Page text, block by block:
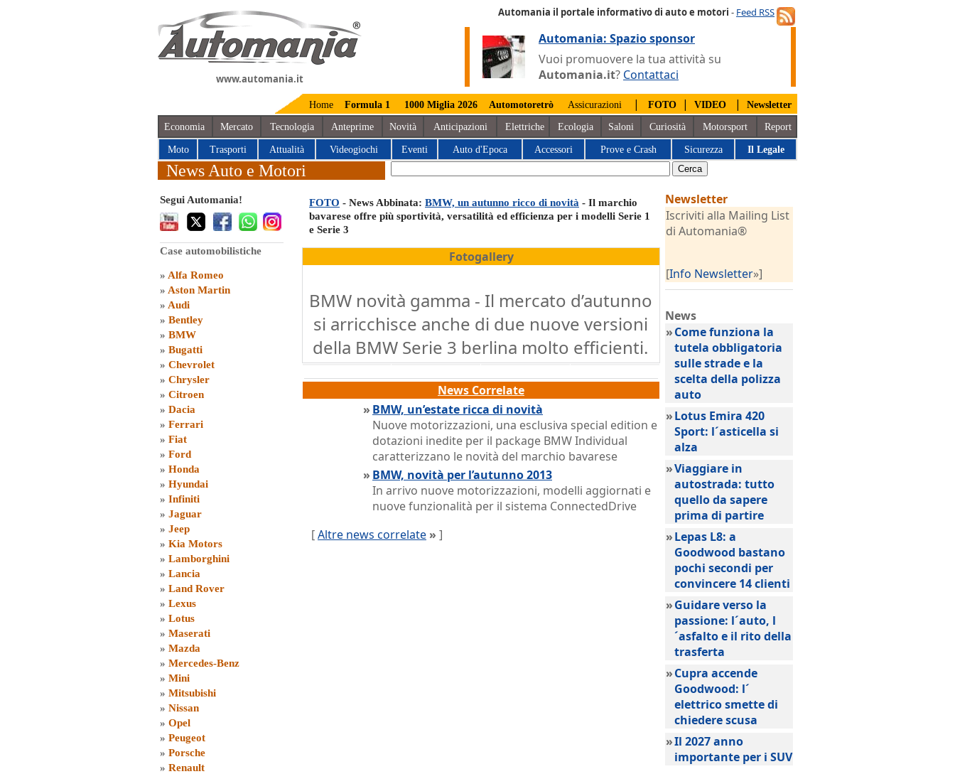
www.automania.it
Automania il portale informativo di auto e motori - Feed RSS
Automania: Spazio sponsor
Vuoi promuovere la tua attività su
Automania.it? Contattaci
Home Formula 1 1000 Miglia 2026 Automotoretrò Assicurazioni | FOTO | VIDEO | Newsletter
Economia Mercato Tecnologia Anteprime Novità Anticipazioni Elettriche Ecologia Saloni Curiosità Motorsport Report
Moto Trasporti Attualità Videogiochi Eventi Auto d'Epoca Accessori Prove e Crash Sicurezza Il Legale
News Auto e Motori
Segui Automania!
Case automobilistiche
» Alfa Romeo
» Aston Martin
» Audi
» Bentley
» BMW
» Bugatti
» Chevrolet
» Chrysler
» Citroen
» Dacia
» Ferrari
» Fiat
» Ford
» Honda
» Hyundai
» Infiniti
» Jaguar
» Jeep
» Kia Motors
» Lamborghini
» Lancia
» Land Rover
» Lexus
» Lotus
» Maserati
» Mazda
» Mercedes-Benz
» Mini
» Mitsubishi
» Nissan
» Opel
» Peugeot
» Porsche
» Renault
FOTO - News Abbinata: BMW, un autunno ricco di novità - Il marchio
bavarese offre più sportività, versatilità ed efficienza per i modelli Serie 1
e Serie 3
Fotogallery
BMW novità gamma - Il mercato d’autunno
si arricchisce anche di due nuove versioni
della BMW Serie 3 berlina molto efficienti.
News Correlate
» BMW, un’estate ricca di novità
Nuove motorizzazioni, una esclusiva special edition e
dotazioni inedite per il package BMW Individual
caratterizzano le novità del marchio bavarese
» BMW, novità per l’autunno 2013
In arrivo nuove motorizzazioni, modelli aggiornati e
nuove funzionalità per il sistema ConnectedDrive
[Altre news correlate » ]
Newsletter
Iscriviti alla Mailing List
di Automania®
[Info Newsletter»]
News
»Come funziona la
tutela obbligatoria
sulle strade e la
scelta della polizza
auto
»Lotus Emira 420
Sport: l´asticella si
alza
»Viaggiare in
autostrada: tutto
quello da sapere
prima di partire
»Lepas L8: a
Goodwood bastano
pochi secondi per
convincere 14 clienti
»Guidare verso la
passione: l´auto, l
´asfalto e il rito della
trasferta
»Cupra accende
Goodwood: l´
elettrico smette di
chiedere scusa
»Il 2027 anno
importante per i SUV